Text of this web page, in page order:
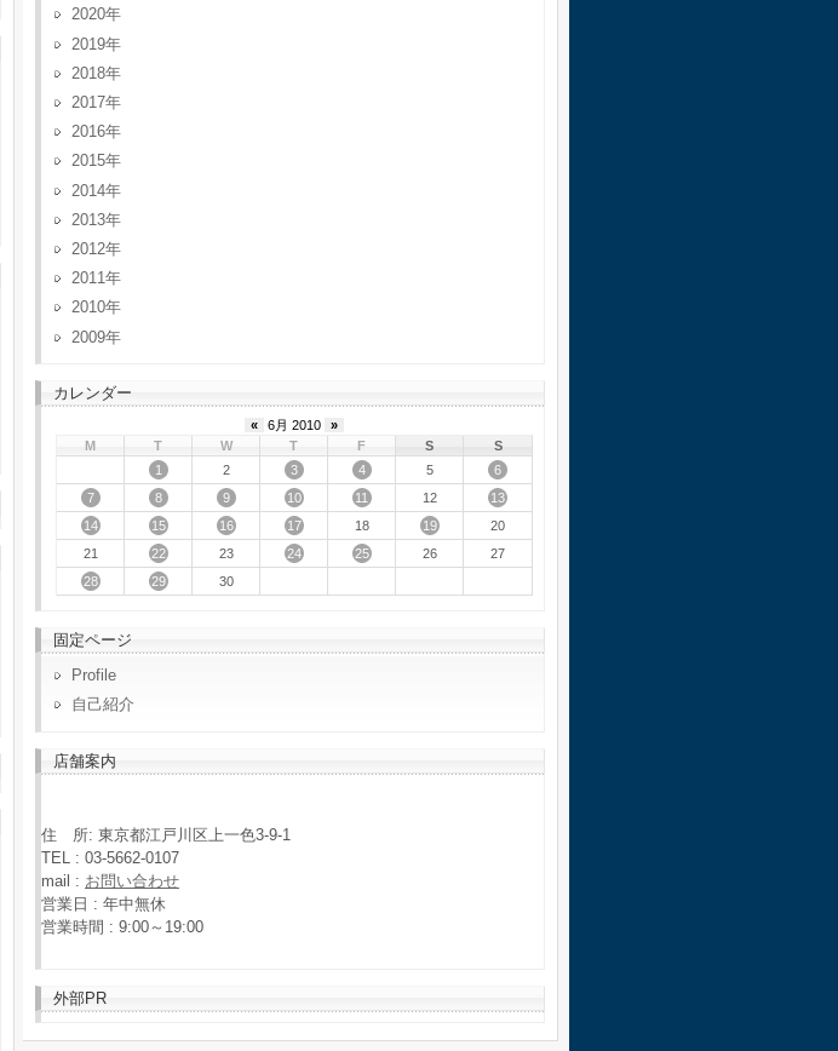
2020
2019
2018
2017
2016
2015
2014
2013
2012
2011
2010
2009
カレンダー
« 6月 2010
»
M
T W T F S
S
1
2 3 4 5
6
7
8 9 10 11 12
13
14
15 16 17 18 19
20
21
22 23 24 25 26
27
28
29 30
固定ページ
Profile
自己紹介
店舗案内
住 所: 東京都江戸川区上一色3-9-1
TEL : 03-5662-0107
mail : お問い合わせ
営業日 : 年中無休
営業時間 : 9:00～19:00
外部PR